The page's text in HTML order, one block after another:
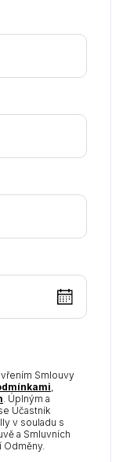
Smlouvy
,
. Úplným a
Účastník
v souladu s
a Smluvních
Odměny.